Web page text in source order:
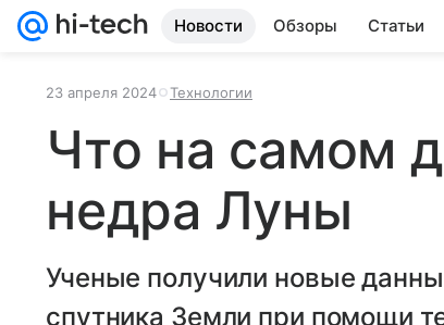
Новости Обзоры Статьи
23 апреля 2024 Технологии
Что на самом
недра Луны
Ученые получили новые
спутника Земли при помощи